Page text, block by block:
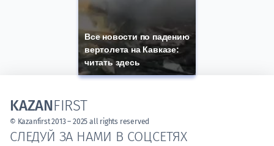
Все новости по падению
вертолета на Кавказе:
читать здесь
СЛЕДУЙ ЗА НАМИ В СОЦСЕТЯХ
KAZANFIRST
© Kazanfirst 2013 – 2025 all rights reserved